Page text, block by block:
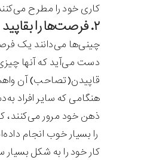
کاری خود را مطرح
۲. فرصت‌ها را بقاپید
چینی‌ها می‌دانند یک
دست می‌آید که آنها چیزی
قاپیدن(تصاحب) آن
هنگامی که سایر افراد
ذهن خود مرور می‌کنند،
را بسیار خوب انجام
کار خود را به شکل بسیار